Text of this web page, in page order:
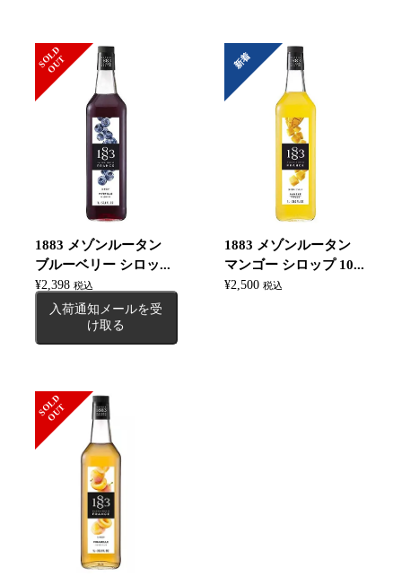
S
O
L
D
O
U
T
1883 メゾンルータン
ブルーベリー シロッ...
¥2,398 税込
入荷通知メールを受
け取る
新着
1883 メゾンルータン
マンゴー シロップ 10...
¥2,500 税込
S
O
L
D
O
U
T